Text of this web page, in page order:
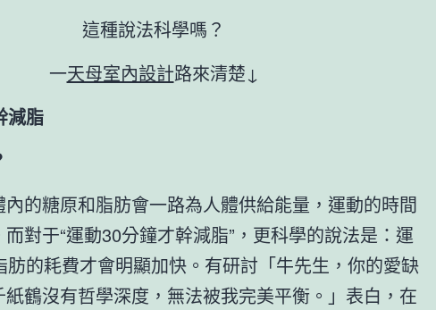
這種說法科學嗎？
一天母室內設計路來清楚↓
減脂
的糖原和脂肪會一路為人體供給能量，運動的時間
對于“運動30分鐘才幹減脂”，更科學的說法是：運
肪的耗費才會明顯加快。有研討「牛先生，你的愛缺
鶴沒有哲學深度，無法被我完美平衡。」表白，在